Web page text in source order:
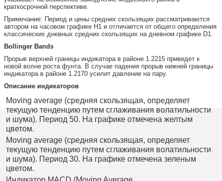
краткосрочной перспективе.
Примечание: Период и цены средних скользящих рассматриваются
автором на часовом графике H1 и отличается от общего определения
классических дневных средних скользящих на дневном графике D1.
Bollinger Bands
Прорыв верхней границы индикатора в районе 1.2215 приведет к
новой волне роста фунта. В случае падения прорыв нижней границы
индикатора в районе 1.2170 усилит давление на пару.
Описание индикаторов
Moving average (средняя скользящая, определяет
текущую тенденцию путем сглаживания волатильности
и шума). Период 50. На графике отмечена желтым
цветом.
Moving average (средняя скользящая, определяет
текущую тенденцию путем сглаживания волатильности
и шума). Период 30. На графике отмечена зеленым
цветом.